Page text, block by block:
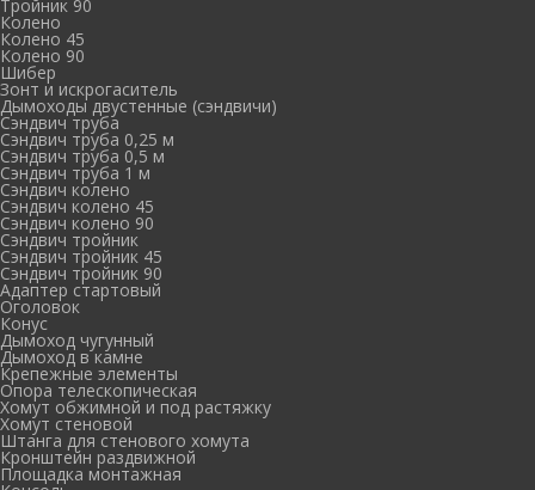
Тройник 90
Колено
Колено 45
Колено 90
Шибер
Зонт и искрогаситель
Дымоходы двустенные (сэндвичи)
Сэндвич труба
Сэндвич труба 0,25 м
Сэндвич труба 0,5 м
Сэндвич труба 1 м
Сэндвич колено
Сэндвич колено 45
Сэндвич колено 90
Сэндвич тройник
Сэндвич тройник 45
Сэндвич тройник 90
Адаптер стартовый
Оголовок
Конус
Дымоход чугунный
Дымоход в камне
Крепежные элементы
Опора телескопическая
Хомут обжимной и под растяжку
Хомут стеновой
Штанга для стенового хомута
Кронштейн раздвижной
Площадка монтажная